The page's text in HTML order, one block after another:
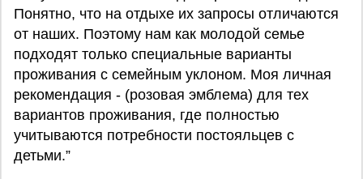
Понятно, что на отдыхе их запросы отличаются
от наших. Поэтому нам как молодой семье
подходят только специальные варианты
проживания с семейным уклоном. Моя личная
рекомендация - (розовая эмблема) для тех
вариантов проживания, где полностью
учитываются потребности постояльцев с
детьми.”